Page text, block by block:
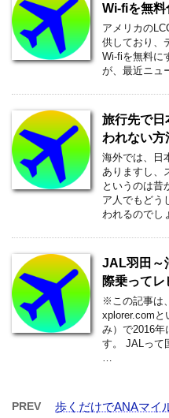
Wi-fiを無料
アメリカの
供しており、
Wi-fiを無料に
が、最近ニュ
旅行先で日
われない方
海外では、日
ありますし、
というのは昔
ア人でもどう
われるのでし
JAL羽田～
際乗ってレ
※この記事は
xplorer.comと
み）で2016年
す。 JALって
PREV 歩くだけでANAマイ